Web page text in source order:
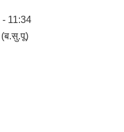
11:34
(ब.सु.पू)